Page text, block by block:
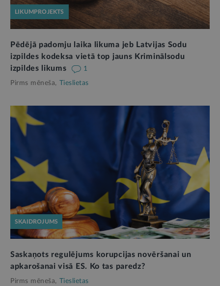
LIKUMPROJEKTS
Pēdējā padomju laika likuma jeb Latvijas Sodu
izpildes kodeksa vietā top jauns Kriminālsodu
izpildes likums
1
Pirms mēneša, Tieslietas
SKAIDROJUMS
Saskaņots regulējums korupcijas novēršanai un
apkarošanai visā ES. Ko tas paredz?
Pirms mēneša, Tieslietas